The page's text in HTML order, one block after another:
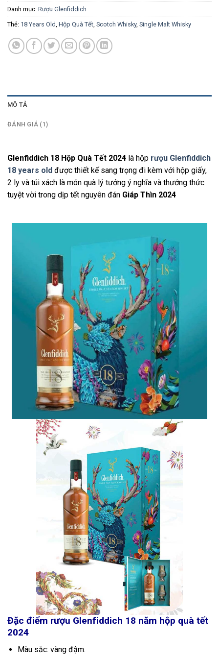
Danh mục: Rượu Glenfiddich
Thẻ: 18 Years Old Hộp Quà Tết Scotch Whisky, Single Malt Whisky
MÔ TẢ
ĐÁNH GIÁ (1)
Glenfiddich 18 Hộp Quà Tết 2024 là hộp rượu Glenfiddich
18 years old được thiết kế sang trọng đi kèm với hộp giấy,
2 ly và túi xách là món quà lý tưởng ý nghĩa và thưởng thức
tuyệt vời trong dịp tết nguyên đán Giáp Thìn 2024
Đặc điểm rượu Glenfiddich 18 năm hộp quà tết
2024
Màu sắc: vàng đậm.